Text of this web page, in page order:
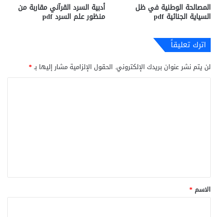
المصالحة الوطنية في ظل
السياية الجنائية pdf
أدبية السرد القرآني مقاربة من
منظور علم السرد pdf
اترك تعليقاً
لن يتم نشر عنوان بريدك الإلكتروني. الحقول الإلزامية مشار إليها بـ*
*
الاسم *